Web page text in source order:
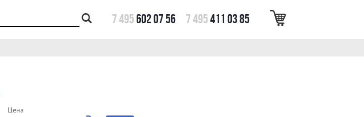
7 495602 07 56 7 495411 03 85
Цена